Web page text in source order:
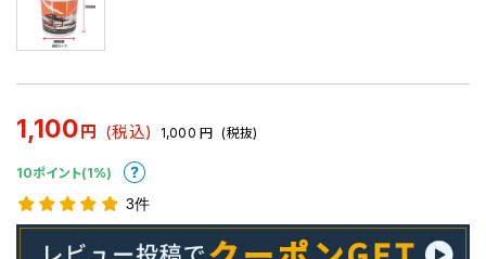
1,100円 (税込) 1,000 円 (税抜)
10ポイント(1%)
3件